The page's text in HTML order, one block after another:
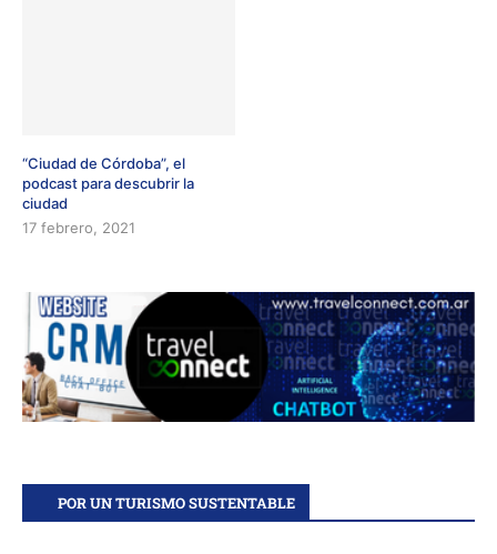
“Ciudad de Córdoba”, el
podcast para descubrir la
ciudad
17 febrero, 2021
POR UN TURISMO SUSTENTABLE